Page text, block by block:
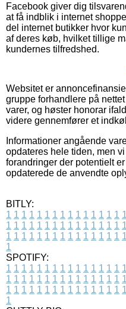
Facebook giver dig
at få indblik i internet
del internet butikker hvor
af deres køb, hvilket tillige
kundernes tilfredshed.
Websitet er
gruppe forhandlere på
varer, og høster honorar
videre gennemfører et
Informationer angående
opdateres hele tiden, men
forandringer der potentielt
opdaterede de anvendte
BITLY:
1 1 1 1 1 1 1 1 1 1 1 1 1 1 1 1
1 1 1 1 1 1 1 1 1 1 1 1 1 1 1 1
1 1 1 1 1 1 1 1 1 1 1 1 1 1 1 1
1
SPOTIFY:
1 1 1 1 1 1 1 1 1 1 1 1 1 1 1 1
1 1 1 1 1 1 1 1 1 1 1 1 1 1 1 1
1 1 1 1 1 1 1 1 1 1 1 1 1 1 1 1
1